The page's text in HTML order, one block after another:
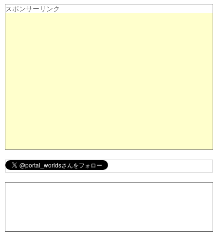
スポンサーリンク